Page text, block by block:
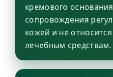
кремового
сопровождения
кожей и не
лечебным средствам.